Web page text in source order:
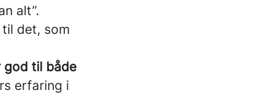
alt”.
det, som
god til både
erfaring i